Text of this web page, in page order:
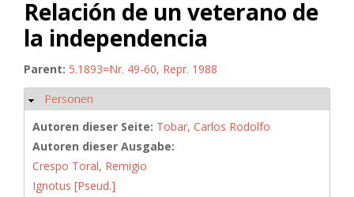
Relación de un veterano de
la independencia
Parent: 5.1893=Nr. 49-60, Repr. 1988
Ausblenden
Personen
Autoren dieser Seite: Tobar, Carlos Rodolfo
Autoren dieser Ausgabe:
Crespo Toral, Remigio
Ignotus [Pseud.]